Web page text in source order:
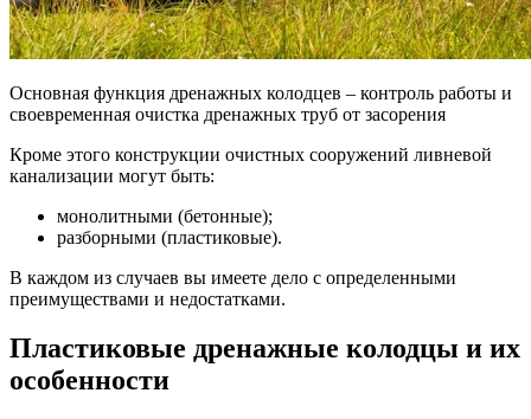
Основная функция дренажных колодцев – контроль работы и
своевременная очистка дренажных труб от засорения
Кроме этого конструкции очистных сооружений ливневой
канализации могут быть:
монолитными (бетонные);
разборными (пластиковые).
В каждом из случаев вы имеете дело с определенными
преимуществами и недостатками.
Пластиковые дренажные колодцы и их
особенности